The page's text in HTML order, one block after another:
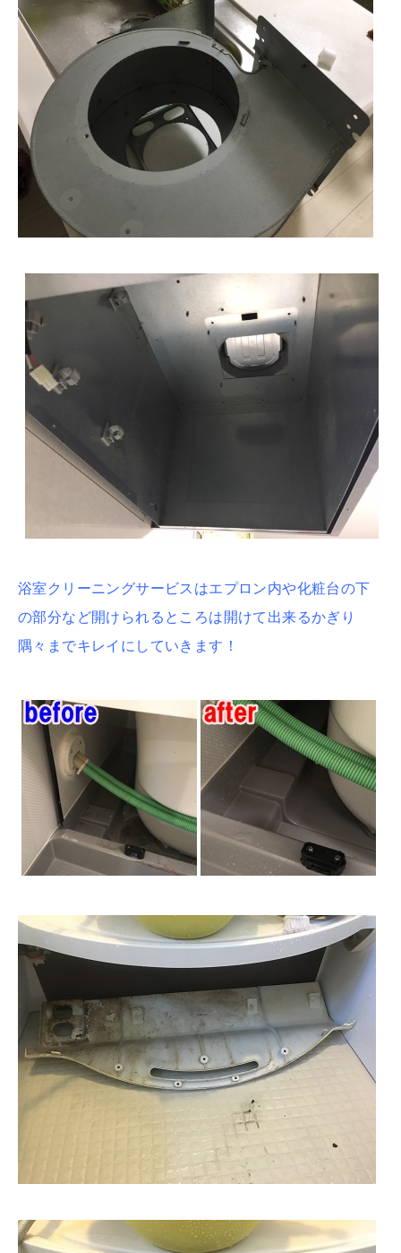
浴室クリーニングサービスはエプロン内や化粧台の下
の部分など開けられるところは開けて出来るかぎり
隅々までキレイにしていきます！